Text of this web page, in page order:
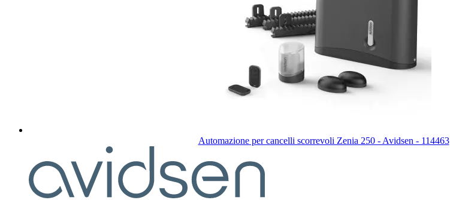
Automazione per cancelli scorrevoli Zenia 250 - Avidsen - 114463